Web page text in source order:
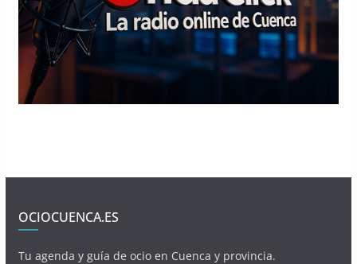
OCIOCUENCA.ES
Tu agenda y guía de ocio en Cuenca y provincia.